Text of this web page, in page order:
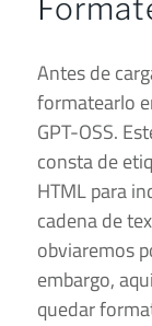
Antes de
formatearlo
GPT-OSS.
consta de
HTML para
cadena de
obviaremos
embargo,
quedar